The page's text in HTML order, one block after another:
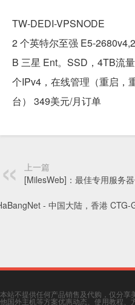
TW-DEDI-VPSNODE
2 个英特尔至强 E5-
B 三星 Ent。SSD，4TB流
个IPv4，在线管理（重启，
台） 349美元/月订单
上一篇
[MilesWeb]：最佳专用服务
- 中国大陆，香港
本站不提供任何产品销售及代购，仅分
他国外主机等方案优惠动态、使用教程、